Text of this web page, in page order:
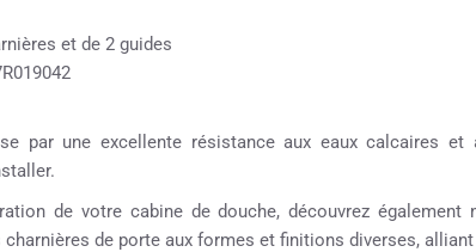
et de 2 guides
par une excellente résistance aux eaux calcaires
de votre cabine de douche, découvrez également
de porte aux formes et finitions diverses,